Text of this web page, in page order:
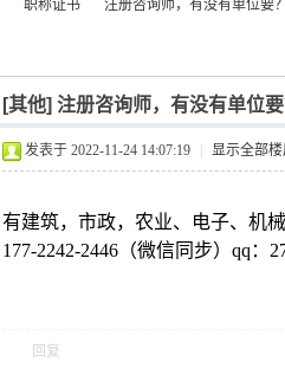
索
油气
职称证书
›
注册咨询师，有没有单位要？
[其他] 注册咨询师，有没有单位要
发表于 2022-11-24 14:07:19 显示全部
有建筑，市政，农业、电子、机
177-2242-2446（微信同步）qq：
回复